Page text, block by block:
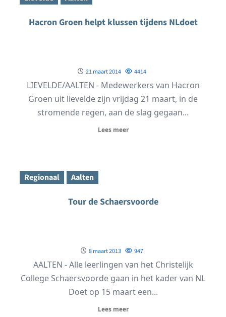
Hacron Groen helpt klussen tijdens NLdoet
21 maart 2014 4414
LIEVELDE/AALTEN - Medewerkers van Hacron
Groen uit lievelde zijn vrijdag 21 maart, in de
stromende regen, aan de slag gegaan...
Lees meer
Regionaal Aalten
Tour de Schaersvoorde
8 maart 2013 947
AALTEN - Alle leerlingen van het Christelijk
College Schaersvoorde gaan in het kader van NL
Doet op 15 maart een...
Lees meer